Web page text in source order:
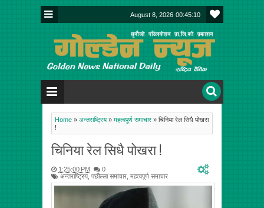
August 8, 2026 00:45:10
Home » अन्तराष्ट्रिय » महत्वपूर्ण समाचार » चिनिया रेल सिधै पोखरा
!
चिनिया रेल सिधै पोखरा !
1:25:00 PM
0
अन्तराष्ट्रिय, पछील्ला समाचार महत्वपूर्ण समाचार